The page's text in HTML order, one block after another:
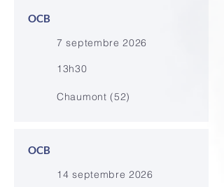
OCB
7 septembre 2026
13h30
Chaumont (52)
OCB
14 septembre 2026